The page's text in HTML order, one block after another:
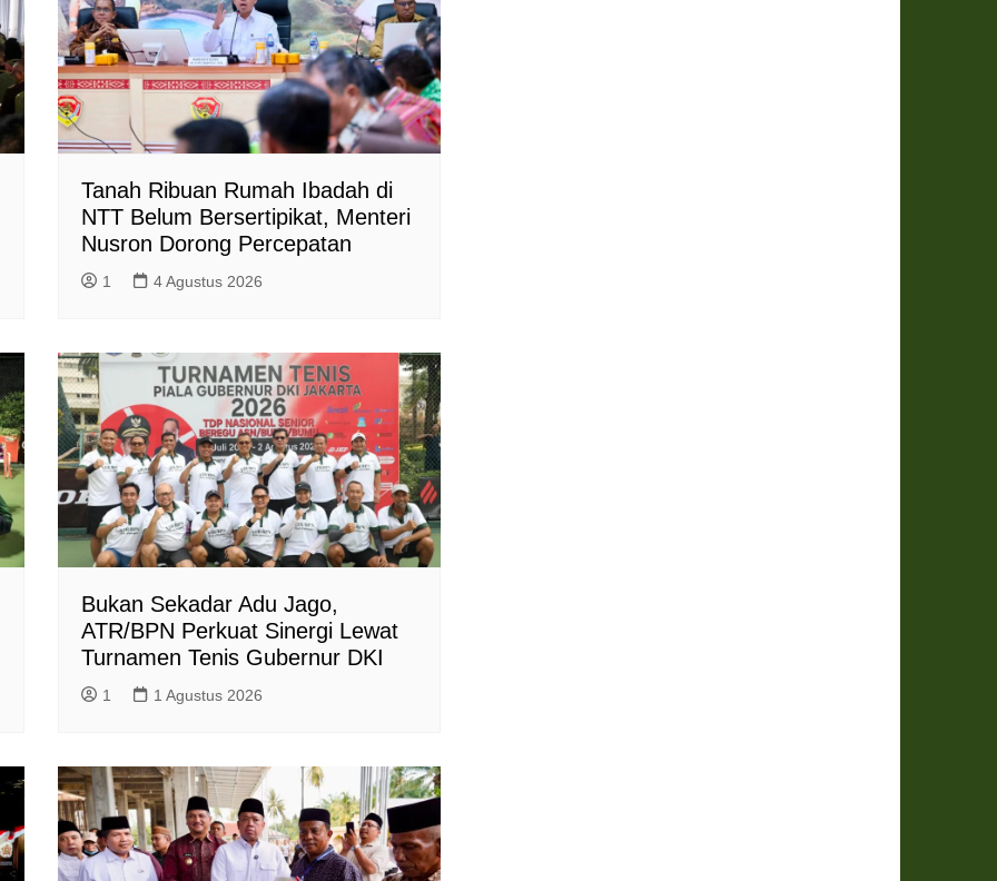
Tanah Ribuan Rumah Ibadah di
NTT Belum Bersertipikat, Menteri
Nusron Dorong Percepatan
1 4 Agustus 2026
Bukan Sekadar Adu Jago,
ATR/BPN Perkuat Sinergi Lewat
Turnamen Tenis Gubernur DKI
1 1 Agustus 2026